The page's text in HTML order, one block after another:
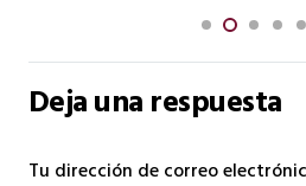
Deja una respuesta
Tu dirección de correo